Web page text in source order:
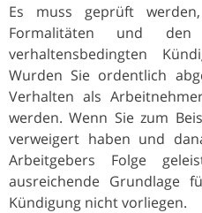
Es muss geprüft
Formalitäten und
verhaltensbedingten
Wurden Sie ordentlich
Verhalten als
werden. Wenn Sie zum
verweigert haben und
Arbeitgebers Folge
ausreichende Grundlage
Kündigung nicht vorliegen.